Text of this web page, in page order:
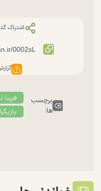
اشتراک
برچسب
ها:
فریبا